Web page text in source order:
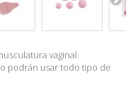
vaginal
podrán usar todo tipo de